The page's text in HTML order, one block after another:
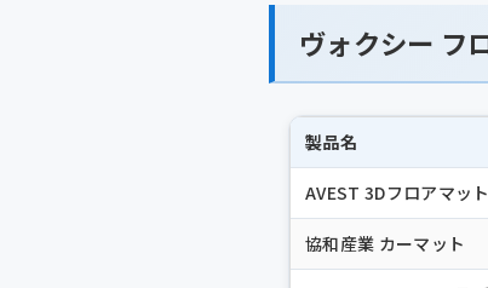
ヴォクシー フ
製品名
AVEST 3Dフロアマット
協和産業 カーマット